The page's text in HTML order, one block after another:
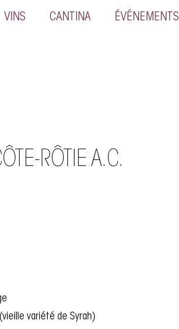
VINS CANTINA ÉVÉNEMENTS
RÔTIE A.C.
variété de Syrah)